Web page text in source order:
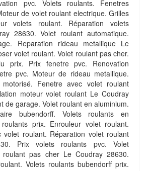
pvc. Volets roulants. Fenetres
de volet roulant electrique. Grilles
volets roulant. Réparation volets
28630. Volet roulant automatique.
Reparation rideau metallique Le
volet roulant. Volet roulant pas cher.
prix. Prix fenetre pvc. Renovation
pvc. Moteur de rideau metallique.
Fenetre avec volet roulant
moteur volet roulant Le Coudray
de garage. Volet roulant en aluminium.
bubendorff. Volets roulants en
prix. Enrouleur volet roulant.
volet roulant. Réparation volet roulant
Prix volets roulants pvc. Volet
roulant pas cher Le Coudray 28630.
Volets roulants bubendorff prix.